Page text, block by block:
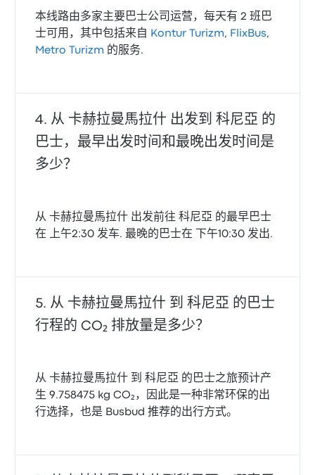
本线路由多家主要巴士公司运营，每天有 2 班巴
士可用，其中包括来自
Kontur Turizm, FlixBus,
Metro Turizm 的服务.
从 卡赫拉曼馬拉什 出发到 科尼亞 的
巴士，最早出发时间和最晚出发时间是
多少？
从 卡赫拉曼馬拉什 出发前往 科尼亞 的最早巴士
在 上午2:30 发车. 最晚的巴士在 下午10:30 发出.
从 卡赫拉曼馬拉什 到 科尼亞 的巴士
行程的 CO₂ 排放量是多少？
从 卡赫拉曼馬拉什 到 科尼亞 的巴士之旅预计产
生 9.758475 kg CO₂，因此是一种非常环保的出
行选择，也是 Busbud 推荐的出行方式。